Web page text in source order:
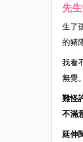
先
生了
的豬
我看
無覺。
難怪
不滿
延伸